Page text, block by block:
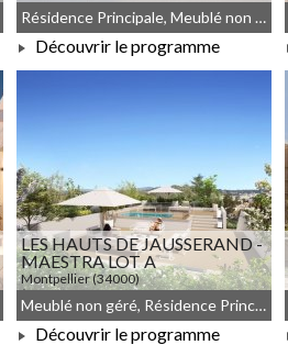
À PARTIR DE 315 269,00 €
Résidence Principale, Meublé non géré, Droit commun
Découvrir le programme
LES HAUTS DE JAUSSERAND -
MAESTRA LOT A
Montpellier (34000)
À PARTIR DE 159 129,00 €
Meublé non géré, Résidence Principale, Droit commun
Découvrir le programme